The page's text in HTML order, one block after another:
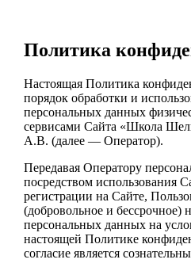
Политика
Настоящая Политика
порядок обработки и
персональных данных
сервисами Сайта «Школа
А.В. (далее — Оператор).
Передавая Оператору
посредством использования
регистрации на Сайте,
(добровольное и бессрочное)
персональных данных на
настоящей Политике
согласие является